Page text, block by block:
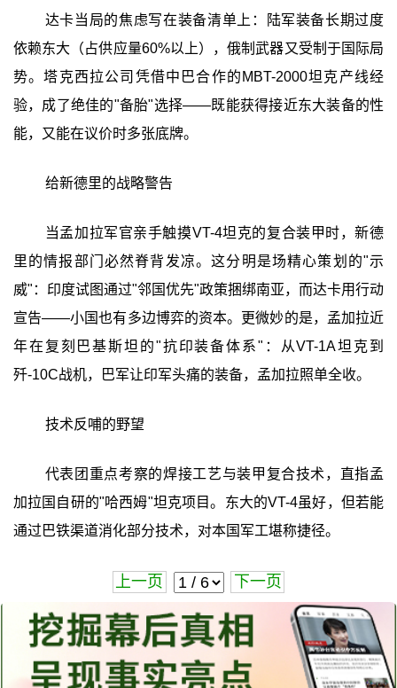
达卡当局的焦虑写在装备清单上：陆军装备长期过度
依赖东大（占供应量60%以上），俄制武器又受制于国际局
势。塔克西拉公司凭借中巴合作的MBT-2000坦克产线经
验，成了绝佳的"备胎"选择——既能获得接近东大装备的性
能，又能在议价时多张底牌。
给新德里的战略警告
当孟加拉军官亲手触摸VT-4坦克的复合装甲时，新德
里的情报部门必然脊背发凉。这分明是场精心策划的"示
威"：印度试图通过"邻国优先"政策捆绑南亚，而达卡用行动
宣告——小国也有多边博弈的资本。更微妙的是，孟加拉近
年在复刻巴基斯坦的"抗印装备体系"：从VT-1A坦克到
歼-10C战机，巴军让印军头痛的装备，孟加拉照单全收。
技术反哺的野望
代表团重点考察的焊接工艺与装甲复合技术，直指孟
加拉国自研的"哈西姆"坦克项目。东大的VT-4虽好，但若能
通过巴铁渠道消化部分技术，对本国军工堪称捷径。
上一页 下一页